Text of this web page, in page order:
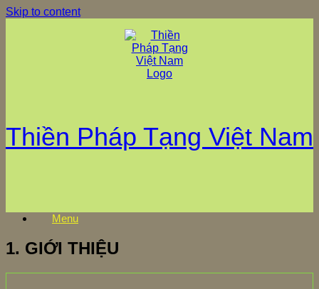
Skip to content
Thiền Pháp Tạng Việt Nam
Menu
1. GIỚI THIỆU